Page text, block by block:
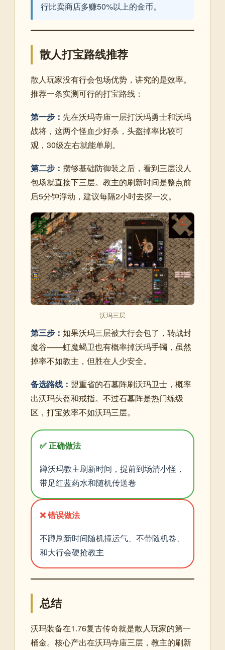
行比卖商店多赚50%以上的金币。
散人打宝路线推荐
散人玩家没有行会包场优势，讲究的是效率。
推荐一条实测可行的打宝路线：
第一步： 先在沃玛寺庙一层打沃玛勇士和沃玛
战将，这两个怪血少好杀，头盔掉率比较可
观，30级左右就能单刷。
第二步： 攒够基础防御装之后，看到三层没人
包场就直接下三层。教主的刷新时间是整点前
后5分钟浮动，建议每隔2小时去探一次。
沃玛三层
第三步： 如果沃玛三层被大行会包了，转战封
魔谷——虹魔蝎卫也有概率掉沃玛手镯，虽然
掉率不如教主，但胜在人少安全。
备选路线： 盟重省的石墓阵刷沃玛卫士，概率
出沃玛头盔和戒指。不过石墓阵是热门练级
区，打宝效率不如沃玛三层。
✅ 正确做法
蹲沃玛教主刷新时间，提前到场清小怪，
带足红蓝药水和随机传送卷
❌ 错误做法
不蹲刷新时间随机撞运气、不带随机卷、
和大行会硬抢教主
总结
沃玛装备在1.76复古传奇就是散人玩家的第一
桶金。核心产出在沃玛寺庙三层，教主的刷新